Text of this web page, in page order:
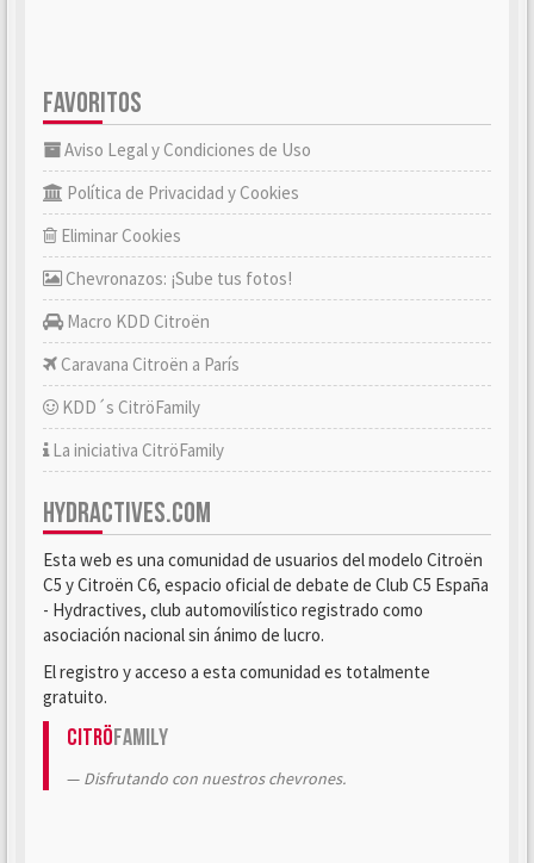
FAVORITOS
Aviso Legal y Condiciones de Uso
Política de Privacidad y Cookies
Eliminar Cookies
Chevronazos: ¡Sube tus fotos!
Macro KDD Citroën
Caravana Citroën a París
KDD´s CitröFamily
La iniciativa CitröFamily
HYDRACTIVES.COM
Esta web es una comunidad de usuarios del modelo Citroën
C5 y Citroën C6, espacio oficial de debate de Club C5 España
- Hydractives, club automovilístico registrado como
asociación nacional sin ánimo de lucro.
El registro y acceso a esta comunidad es totalmente
gratuito.
CitröFamily
Disfrutando con nuestros chevrones.